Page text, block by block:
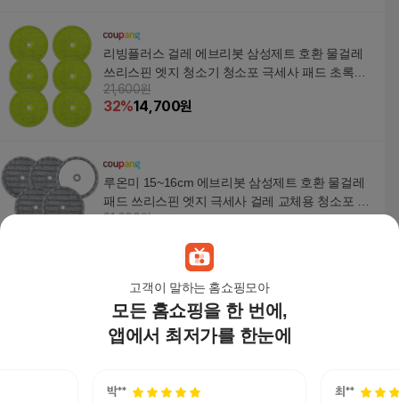
고객이 말하는 홈쇼핑모아
모든 홈쇼핑을 한 번에,
앱에서 최저가를 한눈에
리빙플러스 걸레 에브리봇 삼성제트 호환 물걸레
쓰리스핀 엣지 청소기 청소포 극세사 패드 초록색,
6개
21,600원
32%14,700원
루온미 15~16cm 에브리봇 삼성제트 호환 물걸레
패드 쓰리스핀 엣지 극세사 걸레 교체용 청소포 회
21,600원
메프라(Mepra) Fantasia Table Fork
29,000원